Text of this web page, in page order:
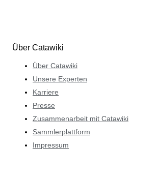
Über Catawiki
Über Catawiki
Unsere Experten
Karriere
Presse
Zusammenarbeit mit Catawiki
Sammlerplattform
Impressum